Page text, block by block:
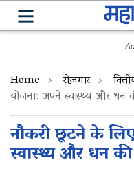
Home रोज़गार
योजना: अपने स्वास्थ्य और धन
नौकरी छूटने के
स्वास्थ्य और धन